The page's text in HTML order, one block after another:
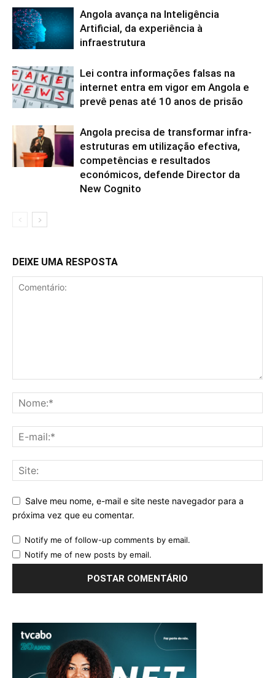
Angola avança na Inteligência
Artificial, da experiência à
infraestrutura
Lei contra informações falsas na
internet entra em vigor em Angola e
prevê penas até 10 anos de prisão
Angola precisa de transformar infra-
estruturas em utilização efectiva,
competências e resultados
económicos, defende Director da
New Cognito
DEIXE UMA RESPOSTA
Salve meu nome, e-mail e site neste navegador para a
próxima vez que eu comentar.
Notify me of follow-up comments by email.
Notify me of new posts by email.